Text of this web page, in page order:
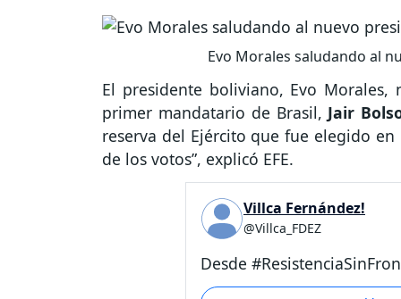
Evo Morales saludando al
El presidente boliviano, Evo
primer mandatario de Brasil, Jair
reserva del Ejército que fue elegido
de los votos”, explicó EFE.
Villca Fernández!
@Villca_FDEZ
Desde